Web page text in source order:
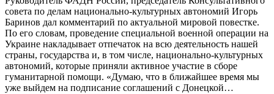
совета по делам национально-культурных автономий Игорь
Баринов дал комментарий по актуальной мировой повестке.
По его словам, проведение специальной военной операции на
Украине накладывает отпечаток на всю деятельность нашей
страны, государства и, в том числе, национально-культурных
автономий, которые приняли активное участие в сборе
гуманитарной помощи. «Думаю, что в ближайшее время мы
уже выйдем на подписание соглашений с Донецкой…